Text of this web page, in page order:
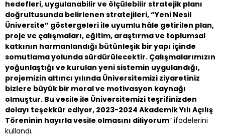
hedefleri, uygulanabilir ve ölçülebilir stratejik planı
doğrultusunda belirlenen stratejileri, “Yeni Nesil
Üniversite” göstergeleri ile uyumlu hâle getirilen plan,
proje ve çalışmaları, eğitim, araştırma ve toplumsal
katkının harmanlandığı bütünleşik bir yapı içinde
somutlama yolunda sürdürülecektir. Çalışmalarımızın
yoğunlaştığı ve kurulan yeni sistemin uygulandığı,
projemizin altıncı yılında Üniversitemizi ziyaretiniz
bizlere büyük bir moral ve motivasyon kaynağı
olmuştur. Bu vesile ile Üniversitemizi teşrifinizden
dolayı teşekkür ediyor, 2023-2024 Akademik Yılı Açılış
Töreninin hayırla vesile olmasını diliyorum” ifadelerini
kullandı.